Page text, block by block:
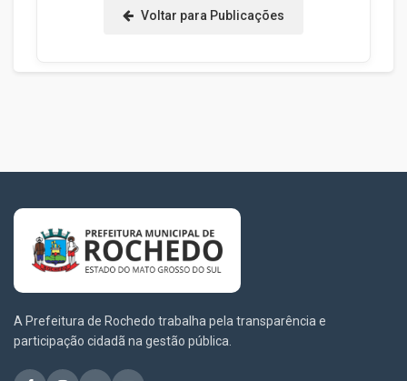
Voltar para Publicações
A Prefeitura de Rochedo trabalha pela transparência e
participação cidadã na gestão pública.